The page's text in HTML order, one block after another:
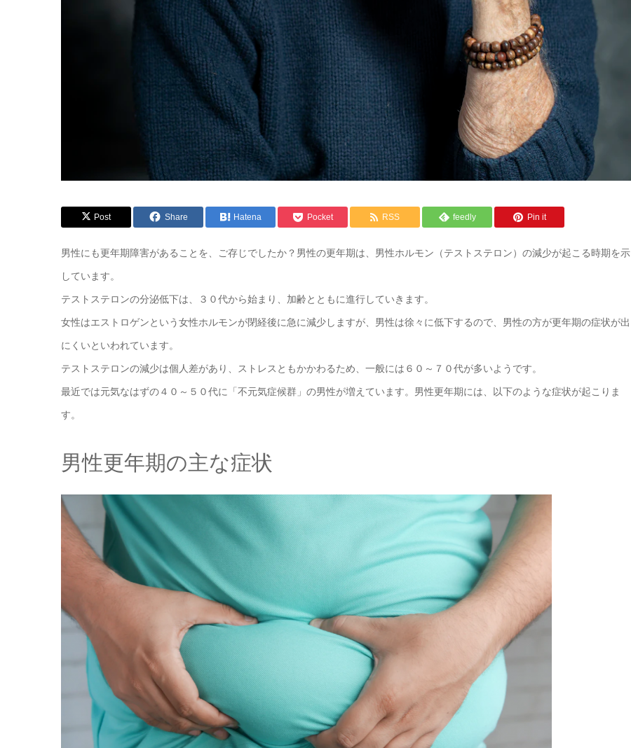
Post Share Hatena Pocket RSS feedly Pin it
男性にも更年期障害があることを、ご存じでしたか？男性の更年期は、男性ホルモン（テストステロン）の減少が起こる時期を示
しています。
テストステロンの分泌低下は、３０代から始まり、加齢とともに進行していきます。
女性はエストロゲンという女性ホルモンが閉経後に急に減少しますが、男性は徐々に低下するので、男性の方が更年期の症状が出
にくいといわれています。
テストステロンの減少は個人差があり、ストレスともかかわるため、一般には６０～７０代が多いようです。
最近では元気なはずの４０～５０代に「不元気症候群」の男性が増えています。男性更年期には、以下のような症状が起こりま
す。
男性更年期の主な症状